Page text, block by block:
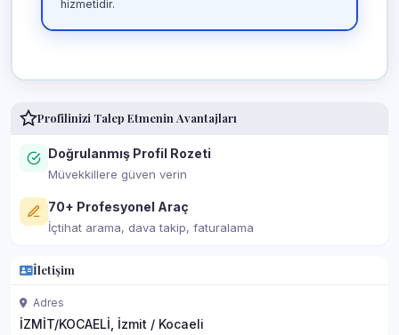
hizmetidir.
Profilinizi Talep Etmenin Avantajları
Doğrulanmış Profil Rozeti
Müvekkillere güven verin
70+ Profesyonel Araç
İçtihat arama, dava takip, faturalama
İletişim
Adres
İZMİT/KOCAELİ, İzmit / Kocaeli